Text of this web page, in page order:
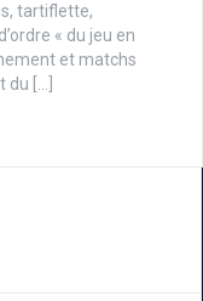
tartiflette,
« du jeu en
et matchs
[…]